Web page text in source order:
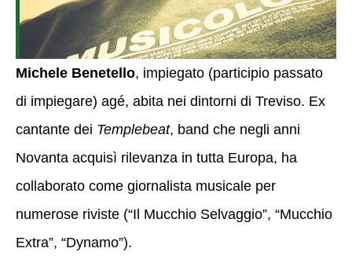
Michele Benetello, impiegato (participio passato
di impiegare) agé, abita nei dintorni di Treviso. Ex
cantante dei Templebeat, band che negli anni
Novanta acquisì rilevanza in tutta Europa, ha
collaborato come giornalista musicale per
numerose riviste (“Il Mucchio Selvaggio”, “Mucchio
Extra”, “Dynamo”).